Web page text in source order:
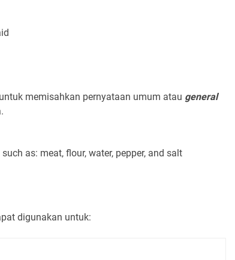
memisahkan pernyataan umum atau general
as: meat, flour, water, pepper, and salt
digunakan untuk: